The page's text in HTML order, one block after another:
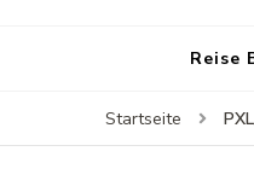
Reise
Startseite